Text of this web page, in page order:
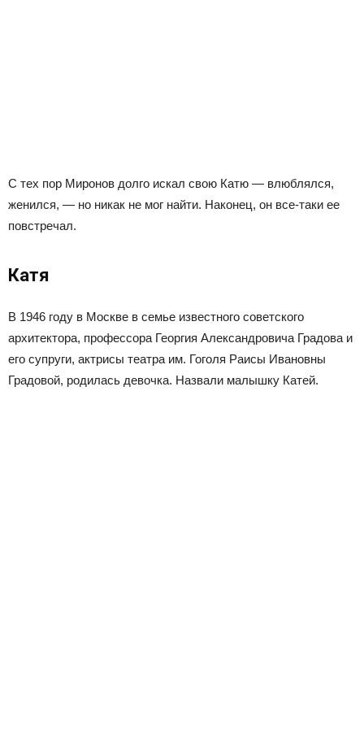
С тех пор Миронов долго искал свою Катю — влюблялся,
женился, — но никак не мог найти. Наконец, он все-таки ее
повстречал.
Катя
В 1946 году в Москве в семье известного советского
архитектора, профессора Георгия Александровича Градова и
его супруги, актрисы театра им. Гоголя Раисы Ивановны
Градовой, родилась девочка. Назвали малышку Катей.